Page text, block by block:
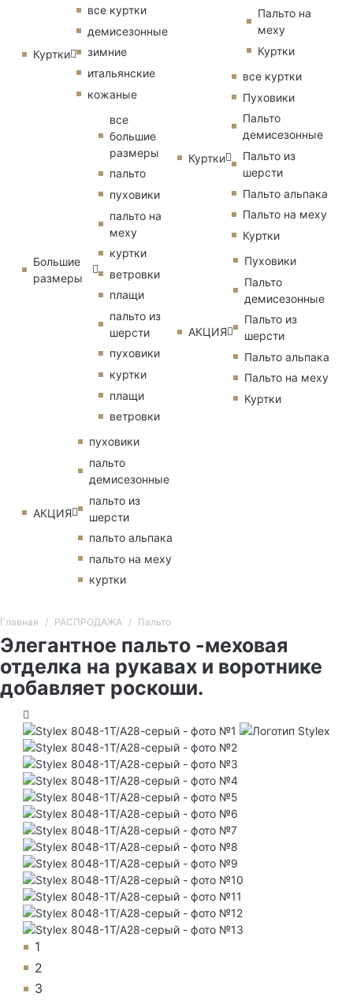
Куртки
все куртки
демисезонные
зимние
итальянские
кожаные
Большие
размеры
все
большие
размеры
пальто
пуховики
пальто на
меху
куртки
ветровки
плащи
пальто из
шерсти
пуховики
куртки
плащи
ветровки
АКЦИЯ
пуховики
пальто
демисезонные
пальто из
шерсти
пальто альпака
пальто на меху
куртки
Пальто на
меху
Куртки
Куртки
все куртки
Пуховики
Пальто
демисезонные
Пальто из
шерсти
Пальто альпака
Пальто на меху
Куртки
АКЦИЯ
Пуховики
Пальто
демисезонные
Пальто из
шерсти
Пальто альпака
Пальто на меху
Куртки
Главная РАСПРОДАЖА Пальто
Элегантное пальто -меховая
отделка на рукавах и воротнике
добавляет роскоши.
1
2
3